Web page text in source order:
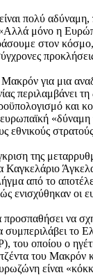
πολύ αδύναμη,
«Αλλά μόνο η
στον κόσμο,
για μια
περιλαμβάνει
και
«δύναμη
εθνικούς
της
Καγκελάριο
από το
ενισχύθηκαν οι
να
συμπεριλάβει το
του οποίου ο
του Μακρόν
είναι